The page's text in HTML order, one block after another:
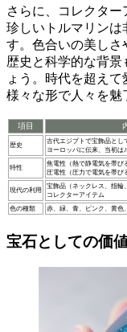
さらに、コレクター
珍しいトルマリンは
す。色合いの美しさ
歴史と科学的な背景
ょう。時代を超え
様々な形で人々を魅
項目
歴史
古代エジプトで宝飾品とし
ヨーロッパに伝来、当初は
特性
焦電性（熱で静電気を帯び
圧電性（圧力で電気を帯び
現代の利用
宝飾品（ネックレス、指輪
コレクターアイテム
色の種類
赤、緑、青、ピンク、黄色
宝石としての価